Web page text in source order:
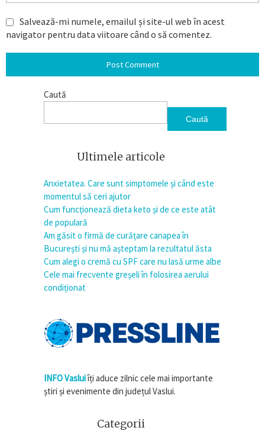
Salvează-mi numele, emailul și site-ul web în acest
navigator pentru data viitoare când o să comentez.
Caută
Caută
Ultimele articole
Anxietatea. Care sunt simptomele și când este
momentul să ceri ajutor
Cum funcționează dieta keto și de ce este atât
de populară
Am găsit o firmă de curățare canapea în
București și nu mă așteptam la rezultatul ăsta
Cum alegi o cremă cu SPF care nu lasă urme albe
Cele mai frecvente greșeli în folosirea aerului
condiționat
INFO Vasluiîți aduce zilnic cele mai importante
știri și evenimente din județul Vaslui.
Categorii